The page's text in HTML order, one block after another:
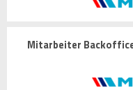
Mitarbeiter